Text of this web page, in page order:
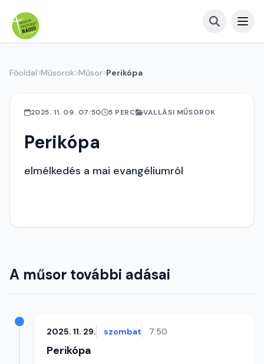
Főoldal Műsorok Műsor Perikópa
2025. 11. 09. 07:50 5 PERC VALLÁSI MŰSOROK
Perikópa
elmélkedés a mai evangéliumról
A műsor további adásai
2025. 11. 29. szombat 7:50
Perikópa